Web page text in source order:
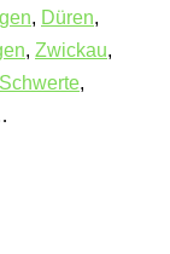
, Düren,
, Zwickau,
Schwerte,